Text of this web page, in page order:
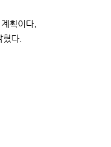
획이다.
다.